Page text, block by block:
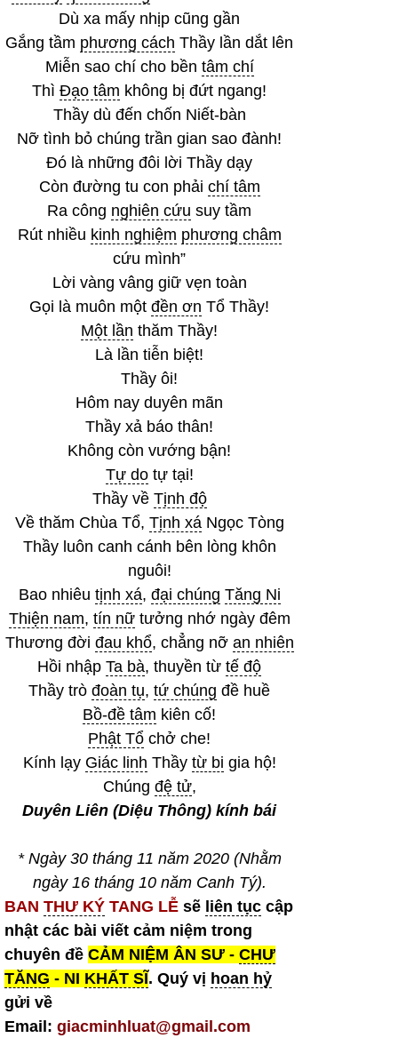
Dù xa mấy nhịp cũng gần
Gắng tầm phương cách Thầy lần dắt lên
Miễn sao chí cho bền tâm chí
Thì Đạo tâm không bị đứt ngang!
Thầy dù đến chốn Niết-bàn
Nỡ tình bỏ chúng trần gian sao đành!
Đó là những đôi lời Thầy dạy
Còn đường tu con phải chí tâm
Ra công nghiên cứu suy tầm
Rút nhiều kinh nghiệm phương châm
cứu mình”
Lời vàng vâng giữ vẹn toàn
Gọi là muôn một đền ơn Tổ Thầy!
Một lần thăm Thầy!
Là lần tiễn biệt!
Thầy ôi!
Hôm nay duyên mãn
Thầy xả báo thân!
Không còn vướng bận!
Tự dotự tại!
Thầy về Tịnh độ
Về thăm Chùa Tổ, Tịnh xáNgọc Tòng
Thầy luôn canh cánh bên lòng khôn
nguôi!
Bao nhiêu tịnh xá, đại chúng Tăng Ni
Thiện nam, tín nữtưởng nhớ ngày đêm
Thương đời đau khổ, chẳng nỡ an nhiên
Hồi nhập Ta bà, thuyền từ tế độ
Thầy trò đoàn tụ, tứ chúng đề huề
Bồ-đề tâm kiên cố!
Phật Tổ chở che!
Kính lạy Giác linh Thầy từ bi gia hộ!
Chúng đệ tử,
Duyên Liên (Diệu Thông) kính bái
* Ngày 30 tháng 11 năm 2020 (Nhằm
ngày 16 tháng 10 năm Canh Tý).
BAN THƯ KÝ TANG LỄ sẽ liên tục cập
nhật các bài viết cảm niệm trong
chuyên đề CẢM NIỆM ÂN SƯ - CHƯ
TĂNG - NI KHẤT SĨ. Quý vị hoan hỷ
gửi về
Email: giacminhluat@gmail.com